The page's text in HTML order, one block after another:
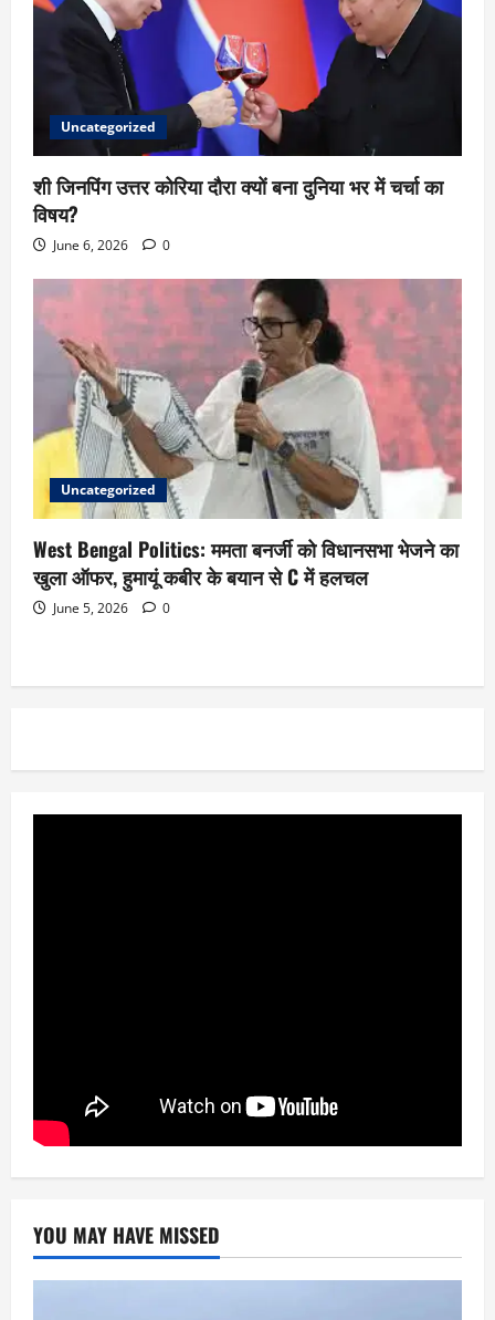
Uncategorized
शी जिनपिंग उत्तर कोरिया दौरा क्यों बना दुनिया भर में चर्चा का
विषय?
June 6, 2026 0
Uncategorized
West Bengal Politics: ममता बनर्जी को विधानसभा भेजने का
खुला ऑफर, हुमायूं कबीर के बयान से C में हलचल
June 5, 2026 0
YOU MAY HAVE MISSED